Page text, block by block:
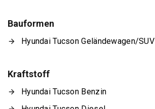
Bauformen
Hyundai Tucson Geländewagen/SUV
Kraftstoff
Hyundai Tucson Benzin